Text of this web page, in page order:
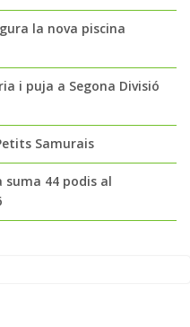
la nova piscina
i puja a Segona Divisió
Samurais
suma 44 podis al